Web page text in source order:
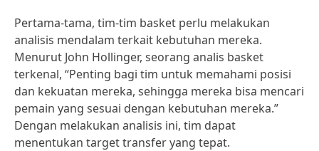
Pertama-tama, tim-tim basket perlu melakukan
analisis mendalam terkait kebutuhan mereka.
Menurut John Hollinger, seorang analis basket
terkenal, “Penting bagi tim untuk memahami posisi
dan kekuatan mereka, sehingga mereka bisa mencari
pemain yang sesuai dengan kebutuhan mereka.”
Dengan melakukan analisis ini, tim dapat
menentukan target transfer yang tepat.